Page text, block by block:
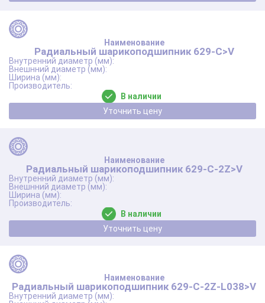
Радиальный шарикоподшипник 629-C>V
В наличии
Уточнить цену
Радиальный шарикоподшипник 629-C-2Z>V
В наличии
Уточнить цену
Радиальный шарикоподшипник 629-C-2Z-L038>V